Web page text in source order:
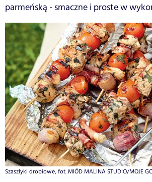
parmeńską - smaczne i proste w
Szaszłyki drobiowe, fot. MIÓD MALINA STUDIO/MOJE